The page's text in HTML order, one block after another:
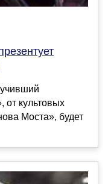
от культовых
Моста», будет